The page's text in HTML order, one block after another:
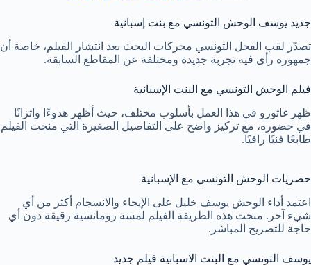
جديد يوسف الوحش التونسي مع بنت إسبانية
تصدّر لقب الفحل التونسي محركات البحث بعد انتشار الفيلم، خاصة أن
جمهوره رأى فيه تجربة جديدة ومختلفة عن المقاطع السابقة.
فيلم الوحش التونسي مع البنت الإسبانية
ظهر غاتوزو في هذا العمل بأسلوب مختلف، حيث أظهر هدوءًا واتزانًا
في حضوره، مع تركيز واضح على التفاصيل الصغيرة التي منحت الفيلم
طابعًا فنيًا راقيًا.
حصريات الوحش التونسي مع الإسبانية
اعتمد أداء الوحش يوسف خليل على الإيحاء والانسجام أكثر من أي
شيء آخر. منحت هذه الطريقة الفيلم لمسة رومانسية رقيقة دون أي
حاجة للتصريح المباشر.
يوسف التونسي مع البنت الاسبانية فيلم جديد